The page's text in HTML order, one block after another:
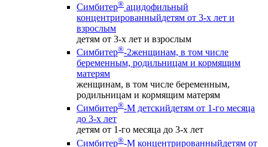
Симбитер® ацидофильный
концентрированныйдетям от 3-х лет и
взрослым
детям от 3-х лет и взрослым
Симбитер®-2женщинам, в том числе
беременным, родильницам и кормящим
матерям
женщинам, в том числе беременным,
родильницам и кормящим матерям
Симбитер®-М детскийдетям от 1-го месяца
до 3-х лет
детям от 1-го месяца до 3-х лет
Симбитер®-М концентрированныйдетям от